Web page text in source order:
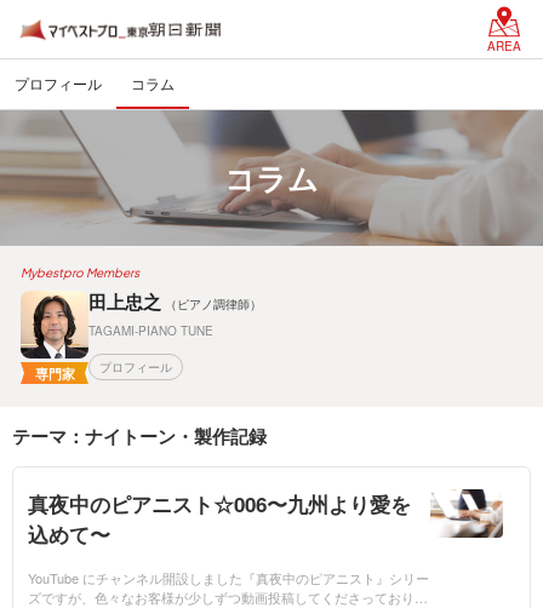
AREA
プロフィール コラム
コラム
Mybestpro Members
専門家
田上忠之
（ピアノ調律師）
TAGAMI-PIANO TUNE
プロフィール
テーマ：ナイトーン・製作記録
真夜中のピアニスト☆006〜九州より愛を
込めて〜
YouTube にチャンネル開設しました『真夜中のピアニスト』シリー
ズですが、色々なお客様が少しずつ動画投稿してくださっておりま